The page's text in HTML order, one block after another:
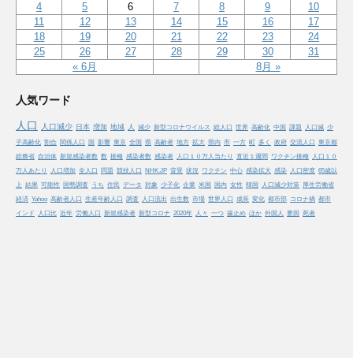
« 6月 8月 »
4
5 6 7 8 9
10
11
12 13 14 15 16
17
18
19 20 21 22 23
24
25
26 27 28 29 30 31
人気ワード
人口
人口減少 日本 増加 地域 人 減少 新型コロナウイルス 総人口 世界 高齢化 中国 課題 人口減 少
子高齢化 割合 関係人口 国 影響 東京 全国 県 高齢者 地方 拡大 県内 市 一方 町 多く 政府 交流人口 東京都
総務省 自治体 新規感染者数 数 接種 感染者数 感染者 人口１０万人当たり 直近１週間 ワクチン接種 人口１０
万人あたり
人口増加 全人口 問題 競技人口 NHK.JP 背景 状況 ワクチン 中心 感染拡大 感染 人口密度 65歳以
上 結果 可能性 国勢調査 うち 住民 データ 対象 少子化 企業 米国 国内 女性 韓国 人口減少対策
厚生労働省
経済 Yahoo 高齢者人口 生産年齢人口 調査 人口流出 出生数 市場 世界人口 成長 変化 都市部 コロナ禍 都市
インド
人口比 近年 労働人口 新規感染者 新型コロナ 2020年 人々 一つ 歯止め ほか 外国人 要因 死者